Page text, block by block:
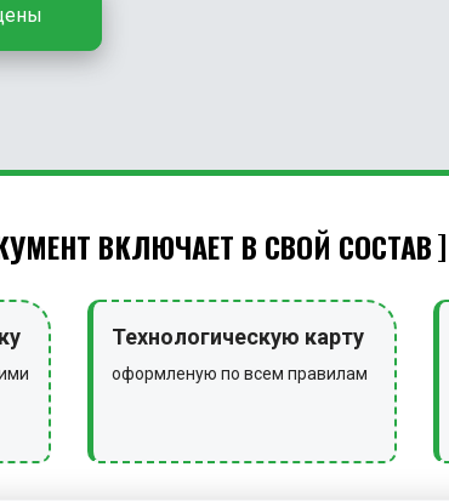
ВКЛЮЧАЕТ В СВОЙ СОСТАВ
Технологическую карту
оформленую по всем правилам